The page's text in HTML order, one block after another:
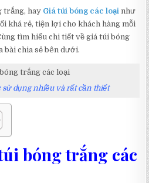
trắng, hay Giá túi bóng các loại như
khá rẻ, tiện lợi cho khách hàng mỗi
tìm hiểu chi tiết về giá túi bóng
bài chia sẻ bên dưới.
dụng nhiều và rất cần thiết
bóng trắng các